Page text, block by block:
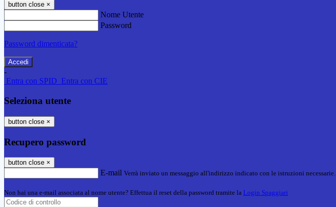
button close ×
Nome Utente
Password
Password dimenticata?
-
Entra con SPID Entra con CIE
Seleziona utente
button close ×
Recupero password
button close ×
E-mail Verrà inviato un messaggio all'indirizzo indicato con le istruzioni necessarie.
Non hai una e-mail associata al nome utente? Effettua il reset della password tramite la Login Spaggiari